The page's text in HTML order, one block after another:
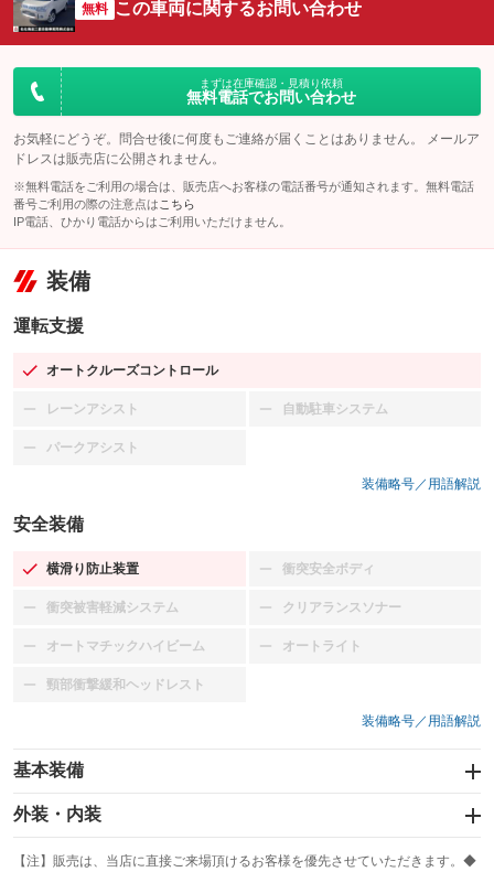
無料 この車両に関するお問い合わせ
まずは在庫確認・見積り依頼
無料電話でお問い合わせ
お気軽にどうぞ。問合せ後に何度もご連絡が届くことはありません。 メールア
ドレスは販売店に公開されません。
※無料電話をご利用の場合は、販売店へお客様の電話番号が通知されます。無料電話
番号ご利用の際の注意点は こちら
IP電話、ひかり電話からはご利用いただけません。
装備
運転支援
オートクルーズコントロール
：装備あり
レーンアシスト
：装備なし 自動駐車システム
：装備なし
パークアシスト
：装備なし
装備略号／用語解説
安全装備
横滑り防止装置
：装備あり 衝突安全ボディ
：装備なし
衝突被害軽減システム
：装備なし クリアランスソナー
：装備なし
オートマチックハイビーム
：装備なし オートライト
：装備なし
頸部衝撃緩和ヘッドレスト
：装備なし
装備略号／用語解説
基本装備
エアバッグ：運転席/助手席
：装備あり
：装備あり
外装・内装
カーナビ：メモリーナビ他
：装備あり
【注】販売は、当店に直接ご来場頂けるお客様を優先させていただきます。◆